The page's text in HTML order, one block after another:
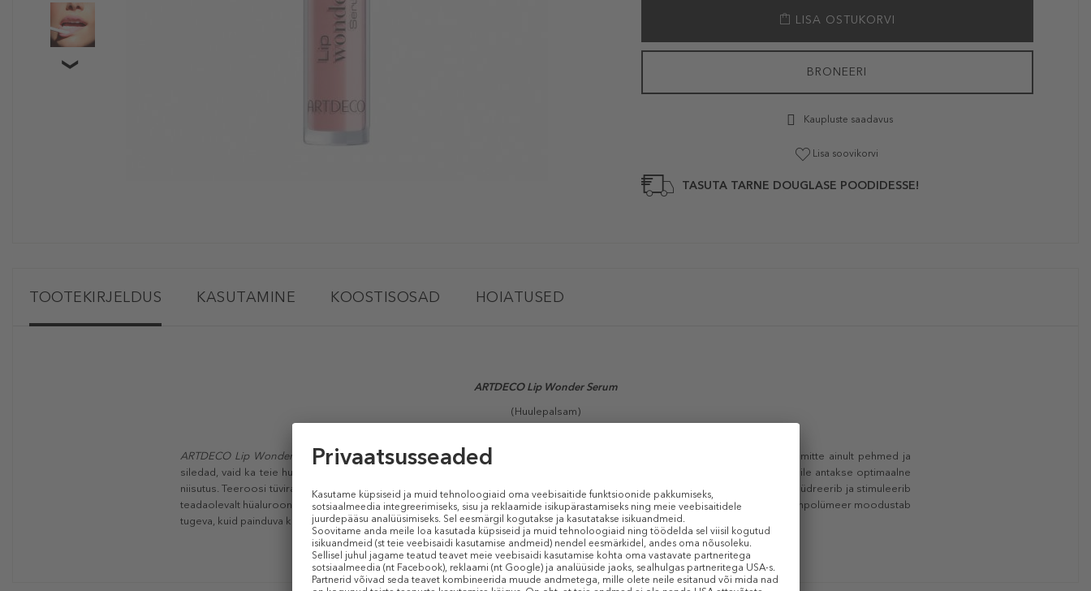
LISA OSTUKORVI
BRONEERI
Kaupluste saadavus
Lisa soovikorvi
TASUTA TARNE DOUGLASE POODIDESSE!
TOOTEKIRJELDUS KASUTAMINE KOOSTISOSAD HOIATUSED
ARTDECO Lip Wonder Serum
(Huulepalsam)
ARTDECO Lip Wonder Serumitoitvad koostisosad muudavad huuled koheselt siledamaks ja meeldivamaks. Need ei tundu mitte ainult pehmed ja
siledad, vaid ka teie huuled näevad välja suuremad ja täidlasemad. 3x koostisosade kompleksiga uuendatakse teie huuli ja neile antakse optimaalne
niisutus. Teeroosi tüvirakkudest valmistatud Vita Rose tugevdab ja elustab huuli. Vaarika tüvirakkudest valmistatud
hüdreerib ja stimuleerib
teadaolevalt hüaluroonhappe ja keramiidide tootmist huultel. Viinamarjade viljalihast ekstraheeritud Vitis vita niisutab huuli. Želatiinpolümeer moodustab
tugeva, kuid painduva kile, mis loob kaitsva niiskusbarjääri.